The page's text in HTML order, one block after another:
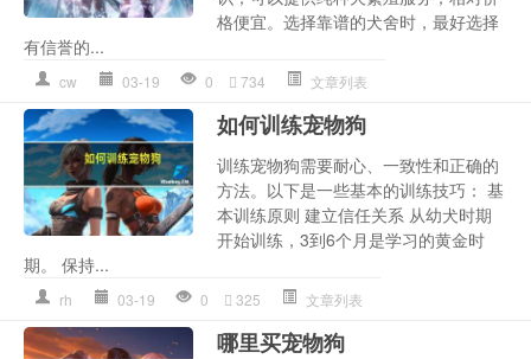
格便宜。选择靠谱的犬舍时，最好选择
有信誉的...
cw 03-19 0 734 文章列表
如何训练宠物狗
训练宠物狗需要耐心、一致性和正确的
方法。以下是一些基本的训练技巧： 基
本训练原则 建立信任关系 从幼犬时期
开始训练，3到6个月是学习的黄金时
期。 保持...
rh 03-19 0 325 文章列表
哪里买宠物狗